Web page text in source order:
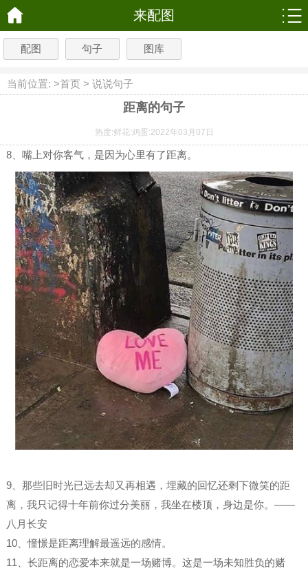
来配图
配图 句子 图库
当前位置: >首页 > 说说句子
距离的句子
热度:鲜花:鸡蛋:2022年03月07日
8、嘴上对你客气，是因为心里有了距离。
9、那些旧时光已远去却又再相遇，埋藏的回忆还剩下微笑的距
离，我只记得十年前你过分美丽，我坐在楼顶，身边是你。——
八月长安
10、憧憬是距离理解最遥远的感情。
11、长距离的恋爱本来就是一场赌博。这是一场未知胜负的赌